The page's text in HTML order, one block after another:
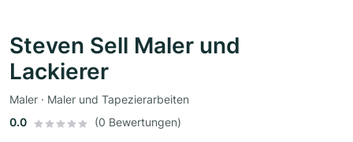
Steven Sell Maler und
Lackierer
Maler · Maler und Tapezierarbeiten
0.0
(0 Bewertungen)